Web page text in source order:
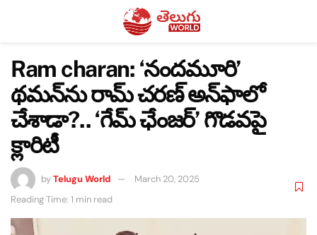
Ram charan: ‘నందమూరి’
థమన్‌ను రామ్‌ చరణ్‌ అన్‌ఫాలో
చేశాడా?.. ‘గేమ్ ఛేంజర్’ గొడవపై
క్లారిటీ
byTelugu World
March 20, 2025
Reading Time: 1 min read